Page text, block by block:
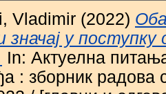
Vladimir (2022)
значај у
In: Актуелна
: зборник